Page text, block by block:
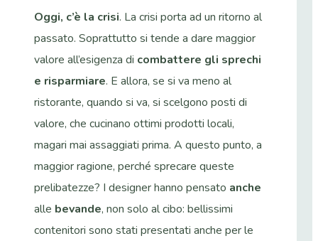
Oggi, c’è la crisi. La crisi porta ad un ritorno al
passato. Soprattutto si tende a dare maggior
valore all’esigenza di combattere gli sprechi
e risparmiare. E allora, se si va meno al
ristorante, quando si va, si scelgono posti di
valore, che cucinano ottimi prodotti locali,
magari mai assaggiati prima. A questo punto, a
maggior ragione, perché sprecare queste
prelibatezze? I designer hanno pensato anche
alle bevande, non solo al cibo: bellissimi
contenitori sono stati presentati anche per le